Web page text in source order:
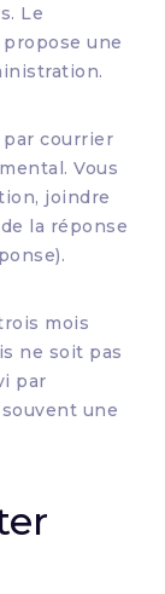
Le
une
courrier
Vous
joindre
la réponse
mois
ne soit pas
par
une